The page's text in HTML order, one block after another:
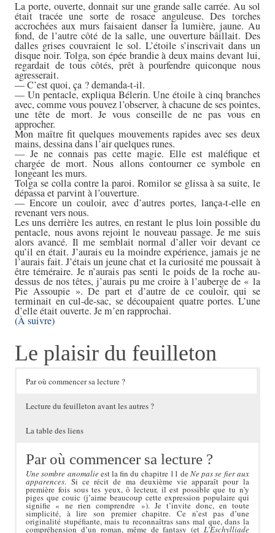
La porte, ouverte, donnait sur une grande salle carrée. Au sol
était tracée une sorte de rosace anguleuse. Des torches
accrochées aux murs faisaient danser la lumière, jaune. Au
fond, de l’autre côté de la salle, une ouverture bâillait. Des
dalles grises couvraient le sol. L’étoile s’inscrivait dans un
disque noir. Tolga, son épée brandie à deux mains devant lui,
regardait de tous côtés, prêt à pourfendre quiconque nous
agresserait.
— C’est quoi, ça ? demanda-t-il.
— Un pentacle, expliqua Bélerin. Une étoile à cinq branches
avec, comme vous pouvez l’observer, à chacune de ses pointes,
une tête de mort. Je vous conseille de ne pas vous en
approcher.
Mon maître fit quelques mouvements rapides avec ses deux
mains, dessina dans l’air quelques runes.
— Je ne connais pas cette magie. Elle est maléfique et
chargée de mort. Nous allons contourner ce symbole en
longeant les murs.
Tolga se colla contre la paroi. Romilor se glissa à sa suite, le
dépassa et parvint à l’ouverture.
— Encore un couloir, avec d’autres portes, lança-t-elle en
revenant vers nous.
Les uns derrière les autres, en restant le plus loin possible du
pentacle, nous avons rejoint le nouveau passage. Je me suis
alors avancé. Il me semblait normal d’aller voir devant ce
qu’il en était. J’aurais eu la moindre expérience, jamais je ne
l’aurais fait. J’étais un jeune chat et la curiosité me poussait à
être téméraire. Je n’aurais pas senti le poids de la roche au-
dessus de nos têtes, j’aurais pu me croire à l’auberge de « la
Pie Assoupie ». De part et d’autre de ce couloir, qui se
terminait en cul-de-sac, se découpaient quatre portes. L’une
d’elle était ouverte. Je m’en rapprochai.
(À suivre)
Le plaisir du feuilleton
Par où commencer sa lecture ?
Lecture du feuilleton avant les autres ?
La table des liens
Par où commencer sa lecture ?
Une sombre anomalieest la fin du chapitre 11 deNe pas se fier aux
apparences. Si ce récit de ma deuxième vie apparaît pour la
première fois sous tes yeux, ô lecteur, il est possible que tu n’y
piges que couic (j’aime beaucoup cette expression populaire qui
signifie « ne rien comprendre »). Je t’invite donc, en toute
simplicité, à lire son premier chapitre. Ce n’est pas d’une
originalité stupéfiante, mais tu reconnaîtras sans mal que, dans la
compréhension d’un roman, même de fantasy (et L’Eschylliade